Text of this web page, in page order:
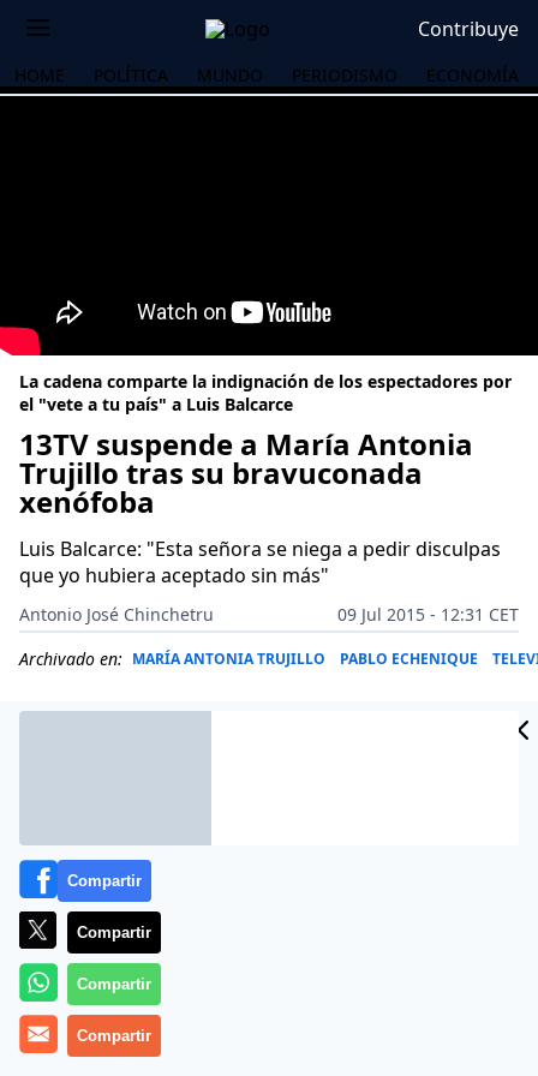
Contribuye
HOME POLÍTICA MUNDO PERIODISMO ECONOMÍA
La cadena comparte la indignación de los espectadores por
el "vete a tu país" a Luis Balcarce
13TV suspende a María Antonia
Trujillo tras su bravuconada
xenófoba
Luis Balcarce: "Esta señora se niega a pedir disculpas
que yo hubiera aceptado sin más"
Antonio José Chinchetru
09 Jul 2015 - 12:31 CET
Archivado en: MARÍA ANTONIA TRUJILLO PABLO ECHENIQUE
Más información
Compartir
Compartir
Compartir
Compartir